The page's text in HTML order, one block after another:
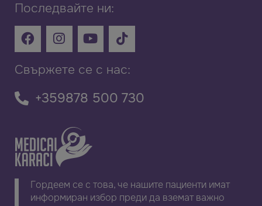
Последвайте ни:
Свържете се с нас:
+359878 500 730
Гордеем се с това, че нашите пациенти имат
информиран избор преди да вземат важно